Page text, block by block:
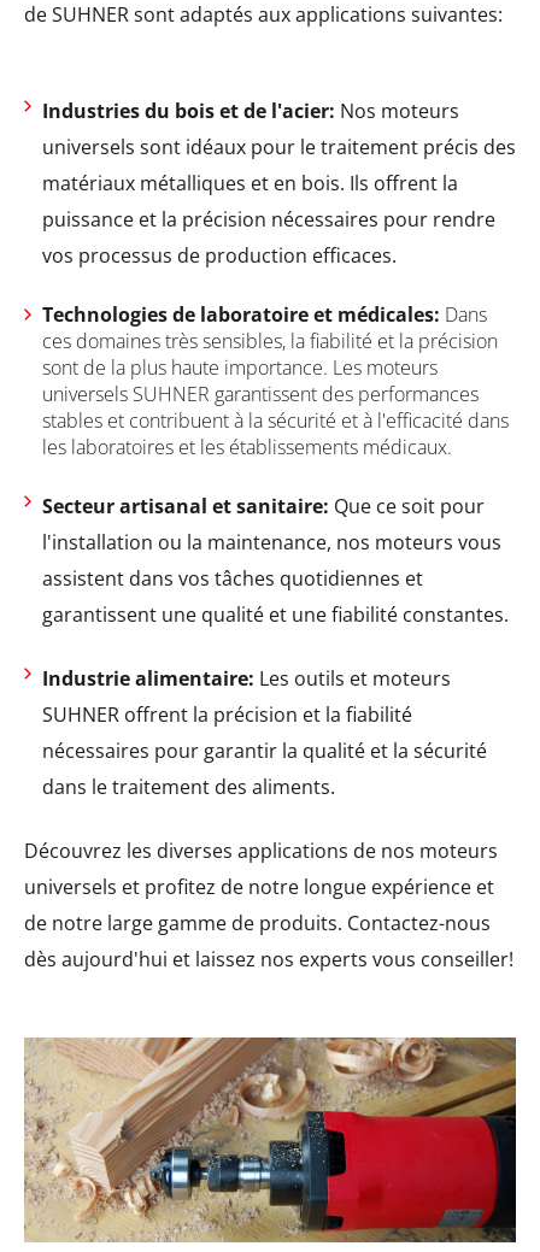
de SUHNER sont adaptés aux applications suivantes:
Industries du bois et de l'acier: Nos moteurs
universels sont idéaux pour le traitement précis des
matériaux métalliques et en bois. Ils offrent la
puissance et la précision nécessaires pour rendre
vos processus de production efficaces.
Technologies de laboratoire et médicales: Dans
ces domaines très sensibles, la fiabilité et la précision
sont de la plus haute importance. Les moteurs
universels SUHNER garantissent des performances
stables et contribuent à la sécurité et à l'efficacité dans
les laboratoires et les établissements médicaux.
Secteur artisanal et sanitaire: Que ce soit pour
l'installation ou la maintenance, nos moteurs vous
assistent dans vos tâches quotidiennes et
garantissent une qualité et une fiabilité constantes.
Industrie alimentaire: Les outils et moteurs
SUHNER offrent la précision et la fiabilité
nécessaires pour garantir la qualité et la sécurité
dans le traitement des aliments.
Découvrez les diverses applications de nos moteurs
universels et profitez de notre longue expérience et
de notre large gamme de produits. Contactez-nous
dès aujourd'hui et laissez nos experts vous conseiller!